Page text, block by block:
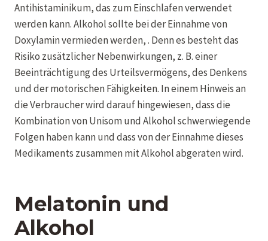
Antihistaminikum, das zum Einschlafen verwendet
werden kann. Alkohol sollte bei der Einnahme von
Doxylamin vermieden werden, . Denn es besteht das
Risiko zusätzlicher Nebenwirkungen, z. B. einer
Beeinträchtigung des Urteilsvermögens, des Denkens
und der motorischen Fähigkeiten. In einem Hinweis an
die Verbraucher wird darauf hingewiesen, dass die
Kombination von Unisom und Alkohol schwerwiegende
Folgen haben kann und dass von der Einnahme dieses
Medikaments zusammen mit Alkohol abgeraten wird.
Melatonin und
Alkohol